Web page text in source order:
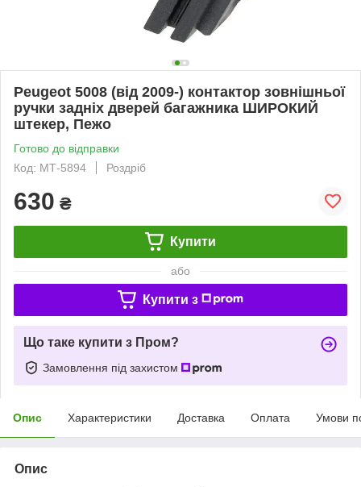
Peugeot 5008 (від 2009-) контактор зовнішньої
ручки задніх дверей багажника ШИРОКИЙ
штекер, Пежо
Готово до відправки
Код: МТ-5894
Роздріб
630 ₴
Купити
або
Купити з
Що таке купити з Пром?
Замовлення під захистом
Опис Характеристики Доставка Оплата Умови
Опис